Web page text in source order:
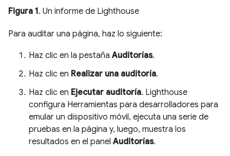
Figura 1. Un informe de Lighthouse
Para auditar una página, haz lo siguiente:
Haz clic en la pestañaAuditorías.
Haz clic en Realizar una auditoría.
Haz clic en Ejecutar auditoría. Lighthouse
configura Herramientas para desarrolladores para
emular un dispositivo móvil, ejecuta una serie de
pruebas en la página y, luego, muestra los
resultados en el panelAuditorías.